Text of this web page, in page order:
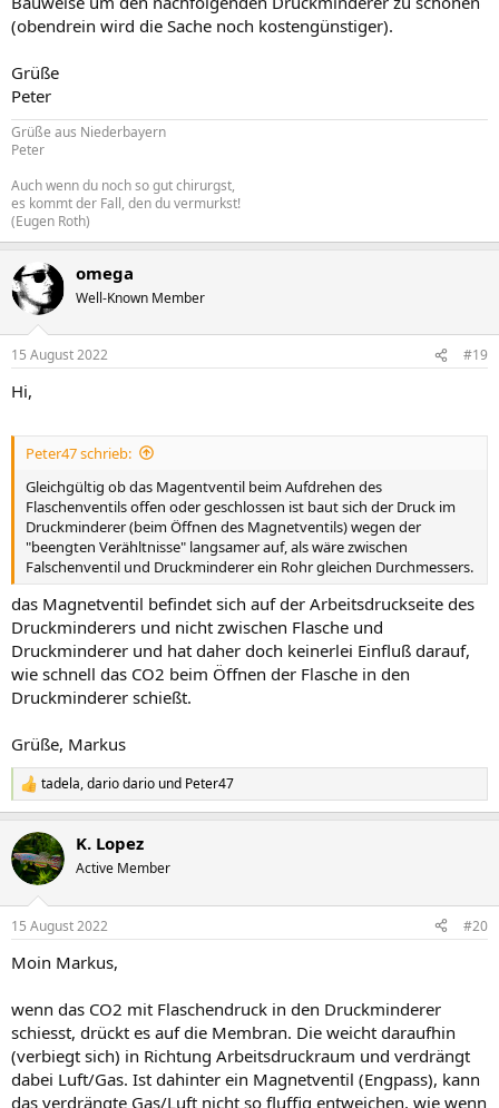
(obendrein wird die Sache noch kostengünstiger).
Grüße
Peter
Grüße aus Niederbayern
Peter
Auch wenn du noch so gut chirurgst,
es kommt der Fall, den du vermurkst!
(Eugen Roth)
omega
Well-Known Member
15 August 2022 #19
Hi,
Peter47 schrieb:
Gleichgültig ob das Magentventil beim Aufdrehen des
Flaschenventils offen oder geschlossen ist baut sich der Druck im
Druckminderer (beim Öffnen des Magnetventils) wegen der
"beengten Verähltnisse" langsamer auf, als wäre zwischen
Falschenventil und Druckminderer ein Rohr gleichen Durchmessers.
das Magnetventil befindet sich auf der Arbeitsdruckseite des
Druckminderers und nicht zwischen Flasche und
Druckminderer und hat daher doch keinerlei Einfluß darauf,
wie schnell das CO2 beim Öffnen der Flasche in den
Druckminderer schießt.
Grüße, Markus
R
e
k
t
i
e
:
tadela,dario dario und Peter47
K. Lopez
Active Member
15 August 2022 #20
Moin Markus,
wenn das CO2 mit Flaschendruck in den Druckminderer
schiesst, drückt es auf die Membran. Die weicht daraufhin
(verbiegt sich) in Richtung Arbeitsdruckraum und verdrängt
dabei Luft/Gas. Ist dahinter ein Magnetventil (Engpass), kann
das verdrängte Gas/Luft nicht so fluffig entweichen, wie wenn